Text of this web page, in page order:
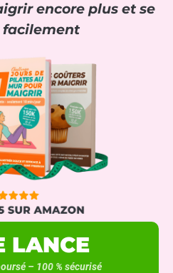
encore plus et se
LANCE
– 100 % sécurisé